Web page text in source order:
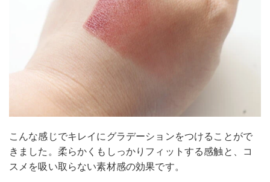
こんな感じでキレイにグラデーションをつけることがで
きました。柔らかくもしっかりフィットする感触と、コ
スメを吸い取らない素材感の効果です。